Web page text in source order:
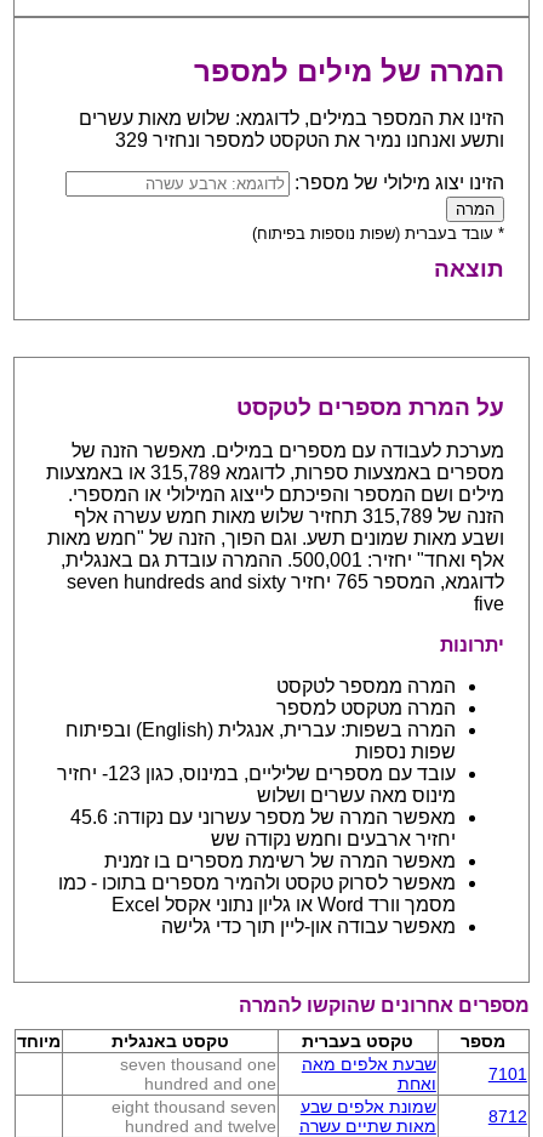
המרה של מילים למספר
הזינו את המספר במילים, לדוגמא: שלוש מאות עשרים
ותשע ואנחנו נמיר את הטקסט למספר ונחזיר 329
הזינו יצוג מילולי של מספר:
* עובד בעברית (שפות נוספות בפיתוח)
תוצאה
על המרת מספרים לטקסט
מערכת לעבודה עם מספרים במילים. מאפשר הזנה של
מספרים באמצעות ספרות, לדוגמא 315,789 או באמצעות
מילים ושם המספר והפיכתם לייצוג המילולי או המספרי.
הזנה של 315,789 תחזיר שלוש מאות חמש עשרה אלף
ושבע מאות שמונים תשע. וגם הפוך, הזנה של "חמש מאות
אלף ואחד" יחזיר: 500,001. ההמרה עובדת גם באנגלית,
לדוגמא, המספר 765 יחזיר seven hundreds and sixty
five
יתרונות
המרה ממספר לטקסט
המרה מטקסט למספר
המרה בשפות: עברית, אנגלית (English) ובפיתוח
שפות נספות
עובד עם מספרים שליליים, במינוס, כגון 123- יחזיר
מינוס מאה עשרים ושלוש
מאפשר המרה של מספר עשרוני עם נקודה: 45.6
יחזיר ארבעים וחמש נקודה שש
מאפשר המרה של רשימת מספרים בו זמנית
מאפשר לסרוק טקסט ולהמיר מספרים בתוכו - כמו
מסמך וורד Word או גליון נתוני אקסל Excel
מאפשר עבודה און-ליין תוך כדי גלישה
מספרים אחרונים שהוקשו להמרה
מספר טקסט בעברית טקסט באנגלית
מיוחד
7101
שבעת אלפים מאה
ואחת
seven thousand one
hundred and one
8712
שמונת אלפים שבע
מאות שתיים עשרה
eight thousand seven
hundred and twelve